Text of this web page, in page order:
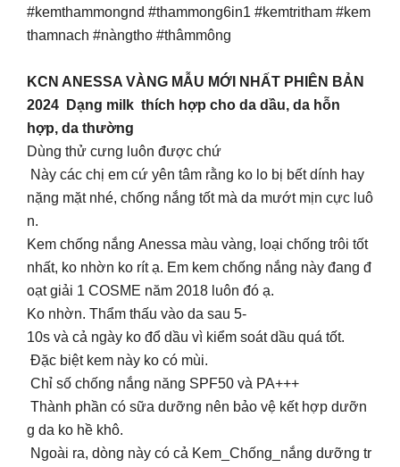
#kemthammongnd #thammong6in1 #kemtritham #kem
thamnach #nàngtho #thâmmông
KCN ANESSA VÀNG MẪU MỚI NHẤT PHIÊN BẢN
2024 Dạng milk thích hợp cho da dầu, da hỗn
hợp, da thường
Dùng thử cưng luôn được chứ
Này các chị em cứ yên tâm rằng ko lo bị bết dính hay
nặng mặt nhé, chống nắng tốt mà da mướt mịn cực luô
n.
Kem chống nắng Anessa màu vàng, loại chống trôi tốt
nhất, ko nhờn ko rít ạ. Em kem chống nắng này đang đ
oạt giải 1 COSME năm 2018 luôn đó ạ.
Ko nhờn. Thẩm thấu vào da sau 5-
10s và cả ngày ko đổ dầu vì kiểm soát dầu quá tốt.
Đặc biệt kem này ko có mùi.
Chỉ số chống nắng năng SPF50 và PA+++
Thành phần có sữa dưỡng nên bảo vệ kết hợp dưỡn
g da ko hề khô.
Ngoài ra, dòng này có cả Kem_Chống_nắng dưỡng tr